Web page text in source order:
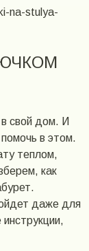
na-stulya-
свой дом. И
в этом.
теплом,
как
даже для